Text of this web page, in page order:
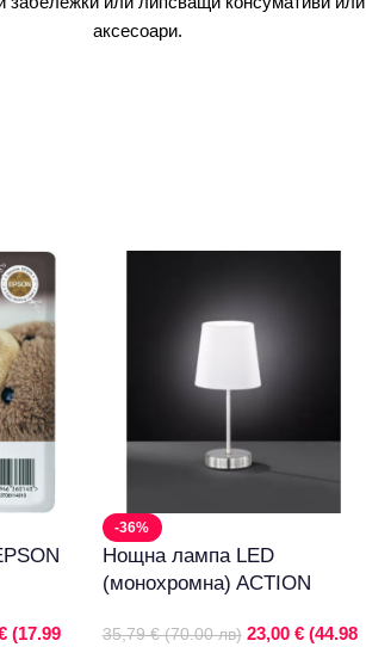
аксесоари.
(17.99
-36%
Нощна лампа LED
(монохромна) ACTION
35,79 € (70.00 лв) 23,00 € (44.98